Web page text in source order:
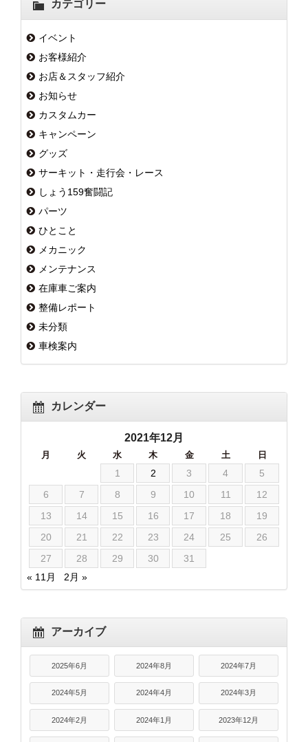
カテゴリー
イベント
お客様紹介
お店＆スタッフ紹介
お知らせ
カスタムカー
キャンペーン
グッズ
サーキット・走行会・レース
しょう159奮闘記
パーツ
ひとこと
メカニック
メンテナンス
在庫車ご案内
整備レポート
未分類
車検案内
カレンダー
2021年12月
月 火 水 木 金 土 日
1 2 3 4
5
6
7 8 9 10 11
12
13
14 15 16 17 18
19
20
21 22 23 24 25
26
27
28 29 30
31
« 11月
2月 »
アーカイブ
2025年6月 2024年8月 2024年7月
2024年5月 2024年4月 2024年3月
2024年2月 2024年1月 2023年12月